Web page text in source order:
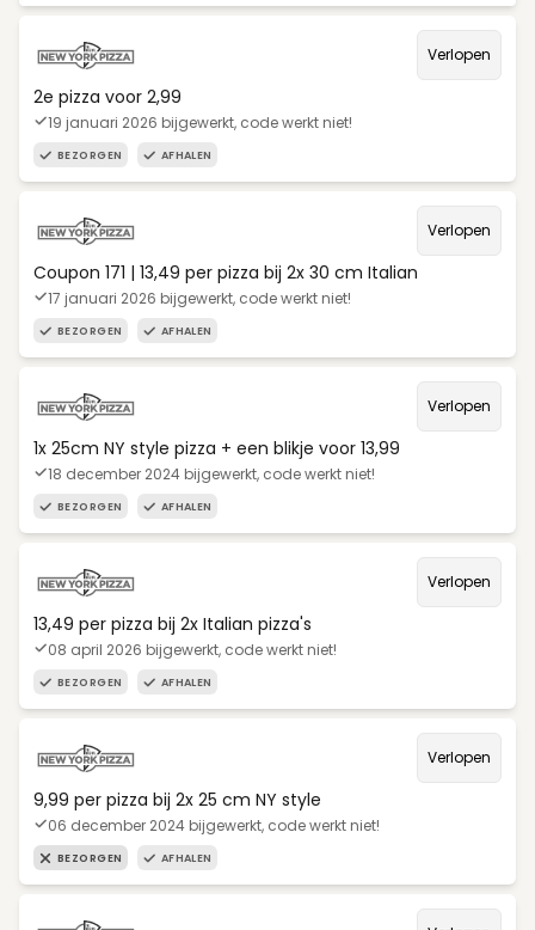
Verlopen
2e pizza voor 2,99
19 januari 2026 bijgewerkt, code werkt niet!
BEZORGEN AFHALEN
Verlopen
Coupon 171 | 13,49 per pizza bij 2x 30 cm Italian
17 januari 2026 bijgewerkt, code werkt niet!
BEZORGEN AFHALEN
Verlopen
1x 25cm NY style pizza + een blikje voor 13,99
18 december 2024 bijgewerkt, code werkt niet!
BEZORGEN AFHALEN
Verlopen
13,49 per pizza bij 2x Italian pizza's
08 april 2026 bijgewerkt, code werkt niet!
BEZORGEN AFHALEN
Verlopen
9,99 per pizza bij 2x 25 cm NY style
06 december 2024 bijgewerkt, code werkt niet!
BEZORGEN AFHALEN